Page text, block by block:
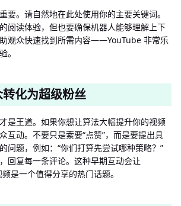
要。请自然地在此处使用你的主要关键词。
阅读体验，但也要确保机器人能够理解上下
观众快速找到所需内容——YouTube 非常乐
。
化为超级粉丝
是王道。如果你想让算法大幅提升你的视频
互动。不要只是索要“点赞”，而是要提出具
问题，例如：“你们打算先尝试哪种策略？”
回复每一条评论。这种早期互动会让
是一个值得分享的热门话题。